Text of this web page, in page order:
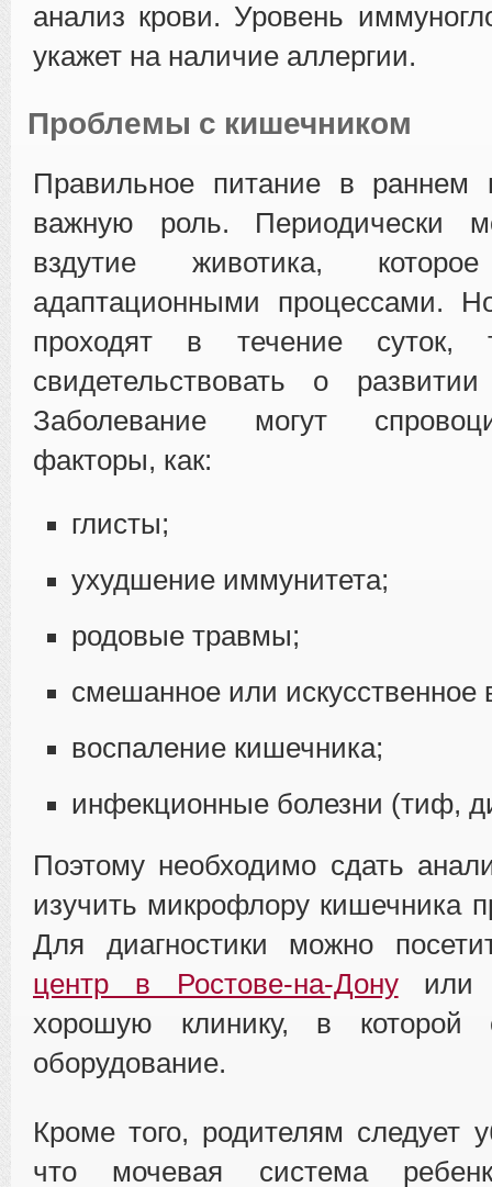
анализ крови. Уровень
укажет на наличие аллергии.
Проблемы с кишечником
Правильное питание в раннем
важную роль. Периодически
вздутие животика,
адаптационными процессами.
проходят в течение
свидетельствовать о развитии
Заболевание могут
факторы, как:
глисты;
ухудшение иммунитета;
родовые травмы;
смешанное или искусственное
воспаление кишечника;
инфекционные болезни (тиф,
Поэтому необходимо сдать
изучить микрофлору кишечника
Для диагностики можно
центр в Ростове-на-Донуили
хорошую клинику, в которой
оборудование.
Кроме того, родителям следует
что мочевая система